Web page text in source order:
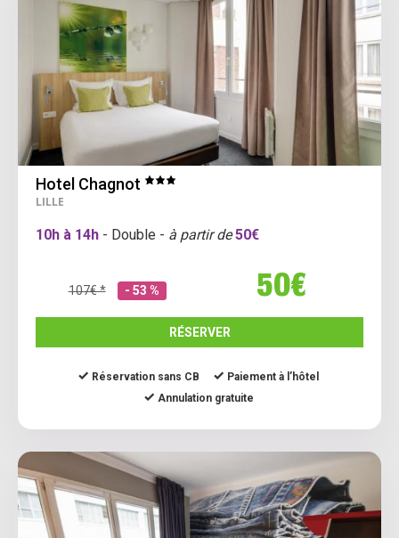
Hotel Chagnot
LILLE
10h à 14h - Double - à partir de 50€
107€ * - 53 % 50€
RÉSERVER
Réservation sans CB
Paiement à l’hôtel
Annulation gratuite